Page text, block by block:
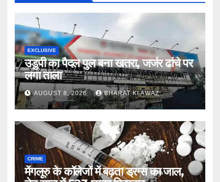
EXCLUSIVE
उडुपी का पैदल पुल बना खतरा, जर्जर ढांचे पर
लगा ताला
AUGUST 8, 2026 BHARAT KI AWAZ
CRIME
मेंगलूरु के कॉलेजों में बढ़ता ड्रग्स का जाल,